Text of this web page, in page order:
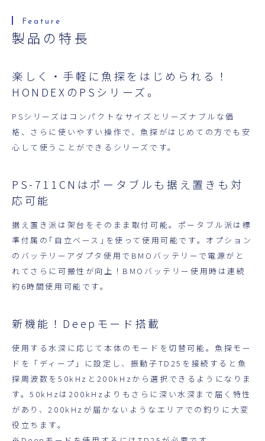
製品の特長
楽しく・手軽に魚探をはじめられる！
HONDEXのPSシリーズ。
PSシリーズはコンパクトなサイズとリーズナブルな価
格、さらに使いやすい操作で、魚探がはじめての方でも安
心して使うことができるシリーズです。
PS-711CNはポータブルも据え置きも対
応可能
据え置き派は架台をそのまま取付可能。ポータブル派は標
準付属の｢自立ベース｣を使って使用可能です。オプション
のバッテリーアダプタ使用でBMOバッテリーで電源がと
れてさらに可搬性が向上！BMOバッテリー使用時は連続
約6時間使用可能です。
新機能！Deepモード搭載
使用する水深に応じて本体のモードを切替可能。魚探モー
ドを「ディープ」に設定し、振動子TD25を接続すると魚
探周波数を50kHzと200kHzから選択できるようになりま
す。50kHzは200kHzよりもさらに深い水深まで届く特性
があり、200kHzが届かないようなエリアでの釣りに大変
役立ちます。